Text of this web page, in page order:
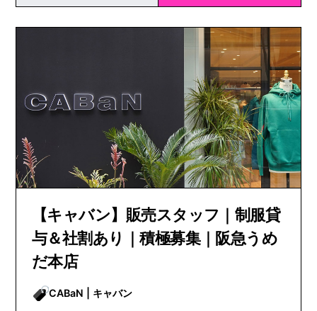
【キャバン】販売スタッフ｜制服貸
与＆社割あり｜積極募集｜阪急うめ
だ本店
CABaN | キャバン